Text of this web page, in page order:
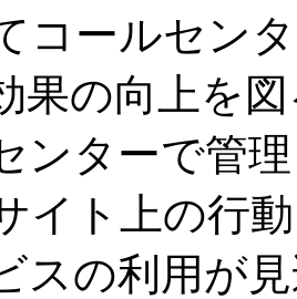
コールセン
果の向上を
ターで管
イト上の行
スの利用が